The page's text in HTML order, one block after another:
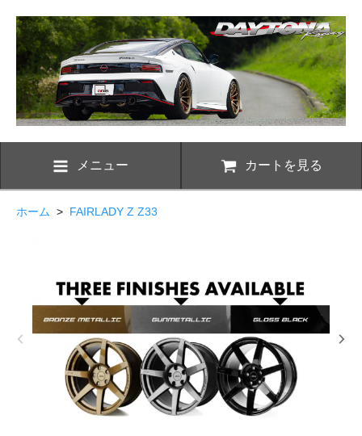
メニュー カートを見る
ホーム > FAIRLADY Z Z33